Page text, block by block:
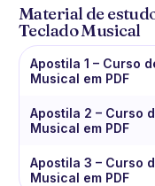
Material de
Teclado Musical
Apostila 1 – Curso
Musical em PDF
Apostila 2 – Curso
Musical em PDF
Apostila 3 – Curso
Musical em PDF